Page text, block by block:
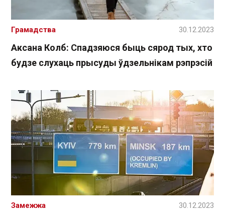
Аксана Колб: Спадзяюся быць сярод тых, хто
будзе слухаць прысуды ўдзельнікам рэпрэсій
Грамадства 30.12.2023
Замежжа 30.12.2023